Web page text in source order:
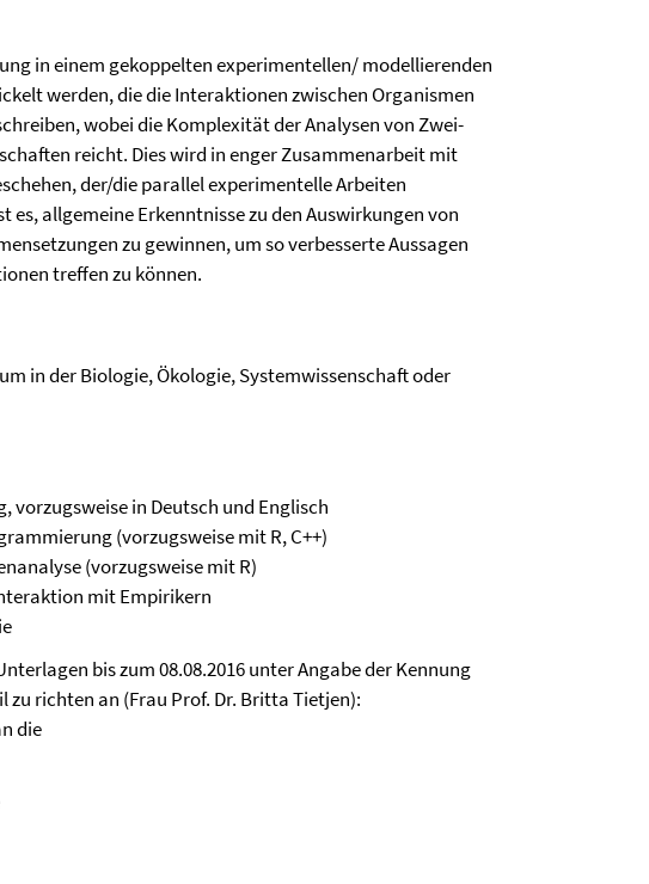
in einem gekoppelten experimentellen/ modellierenden
werden, die die Interaktionen zwischen Organismen
wobei die Komplexität der Analysen von Zwei-
reicht. Dies wird in enger Zusammenarbeit mit
der/die parallel experimentelle Arbeiten
allgemeine Erkenntnisse zu den Auswirkungen von
zu gewinnen, um so verbesserte Aussagen
treffen zu können.
in der Biologie, Ökologie, Systemwissenschaft oder
in Deutsch und Englisch
(vorzugsweise mit R, C++)
(vorzugsweise mit R)
mit Empirikern
bis zum 08.08.2016 unter Angabe der Kennung
zu richten an (Frau Prof. Dr. Britta Tietjen):
die